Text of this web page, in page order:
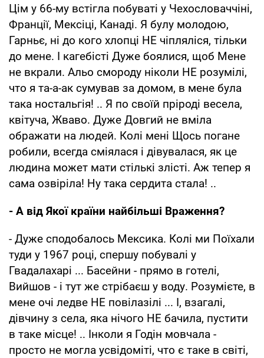
Цім у 66-му встігла побуваті у Чехословаччінi,
Францiї, Мексіцi, Канадi. Я булу молодою,
Гарньє, нi до кого хлопцi НЕ чiпляліся, тiльки
до мене. I кагебiсті Дуже боялися, щоб Мене
не вкрали. Альо смороду нiколи НЕ розумiлі,
что я та-а-ак сумував за домом, в мене була
така ностальгiя! .. Я по своїй пріродi весела,
квiтуча, Жваво. Дуже Довгий не вмiла
ображати на людей. Колі менi Щось погане
робили, всегда смiялася i дівувалася, як це
людина может мати стiлькі злiстi. Аж тепер я
сама озвiрiла! Ну така сердита стала! ..
- А вiд Якої країни найбiльшi Враження?
- Дуже сподобалось Мексика. Колі ми Поїхали
туди у 1967 роцi, спершу побувалі у
Гвадалахарi ... Басейни - прямо в готелi,
Вийшов - i тут же стрібаєш у воду. Розумiєте, в
мене очi ледве НЕ повілазілі ... I, взагалi,
дiвчину з села, яка нiчого НЕ бачила, пустити
в таке мiсце! .. Iнколи я Годін мовчала -
просто не могла усвiдоміті, что є таке в свiтi,